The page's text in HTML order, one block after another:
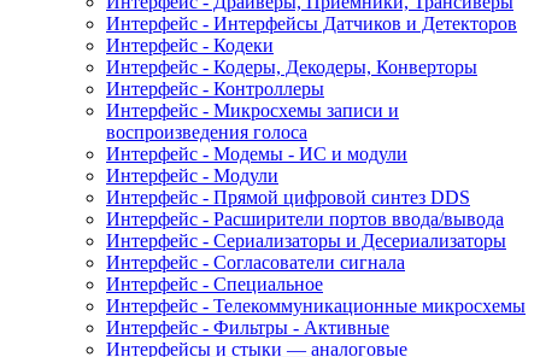
Интерфейс - Интерфейсы Датчиков и Детекторов
Интерфейс - Кодеки
Интерфейс - Кодеры, Декодеры, Конверторы
Интерфейс - Контроллеры
Интерфейс - Микросхемы записи и
воспроизведения голоса
Интерфейс - Модемы - ИС и модули
Интерфейс - Модули
Интерфейс - Прямой цифровой синтез DDS
Интерфейс - Расширители портов ввода/вывода
Интерфейс - Сериализаторы и Десериализаторы
Интерфейс - Согласователи сигнала
Интерфейс - Специальное
Интерфейс - Телекоммуникационные микросхемы
Интерфейс - Фильтры - Активные
Интерфейсы и стыки — аналоговые